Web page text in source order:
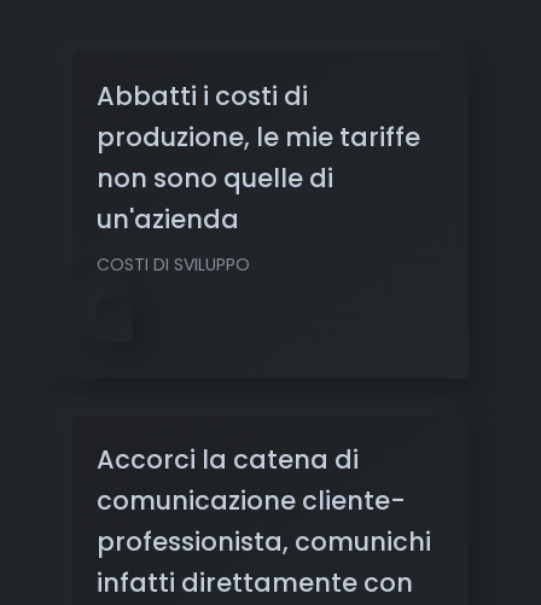
Abbatti i costi di
produzione, le mie tariffe
non sono quelle di
un'azienda
COSTI DI SVILUPPO
Accorci la catena di
comunicazione cliente-
professionista, comunichi
infatti direttamente con